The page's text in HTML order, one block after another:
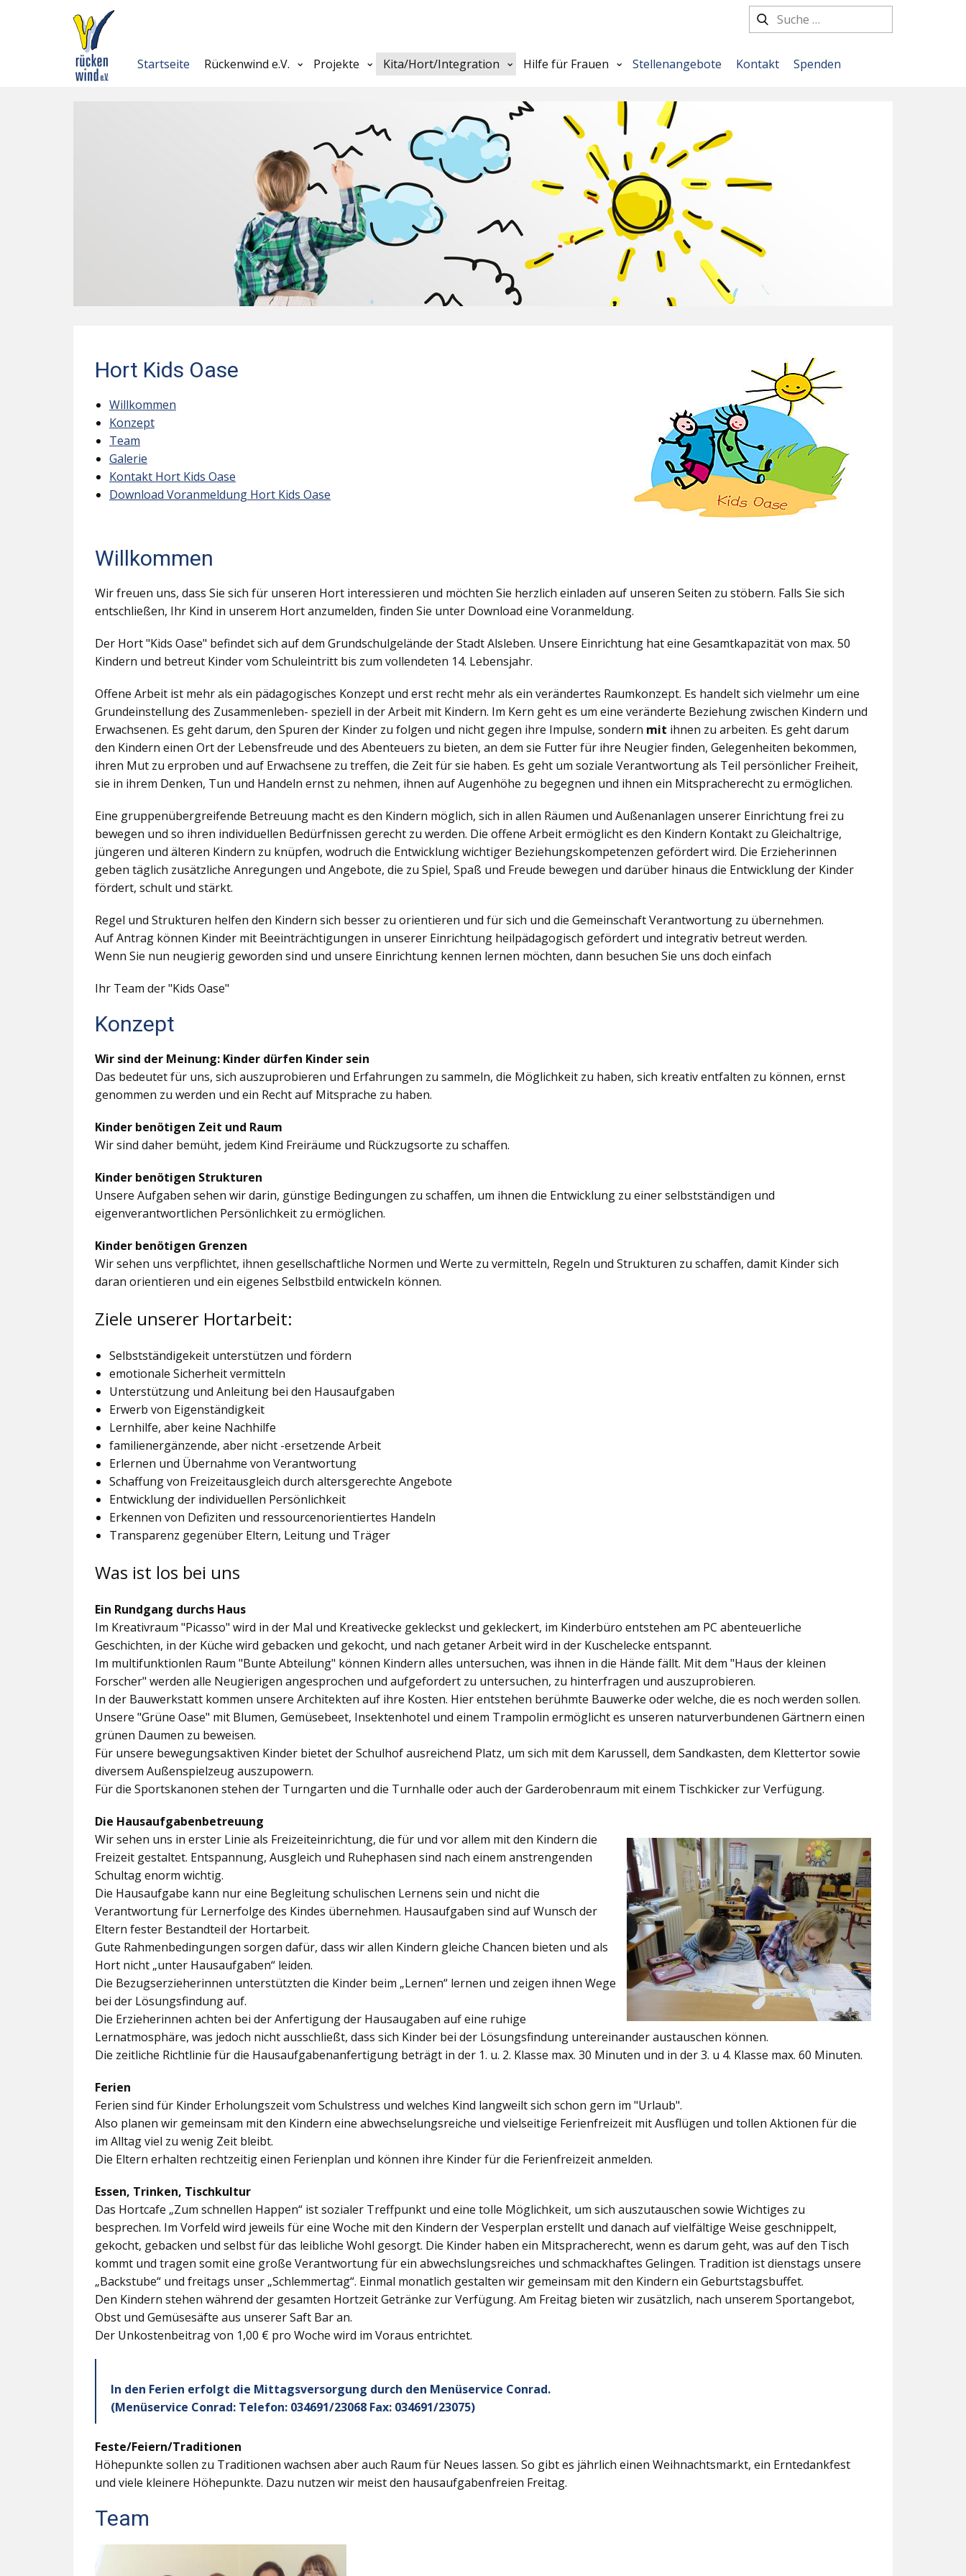
Startseite Rückenwind e.V. Projekte Kita/Hort/Integration Hilfe für Frauen Stellenangebote Kontakt Spenden
Hort Kids Oase
Willkommen
Konzept
Team
Galerie
Kontakt Hort Kids Oase
Download Voranmeldung Hort Kids Oase
Willkommen
Wir freuen uns, dass Sie sich für unseren Hort interessieren und möchten Sie herzlich einladen auf unseren Seiten zu stöbern. Falls Sie sich
entschließen, Ihr Kind in unserem Hort anzumelden, finden Sie unter Download eine Voranmeldung.
Der Hort "Kids Oase" befindet sich auf dem Grundschulgelände der Stadt Alsleben. Unsere Einrichtung hat eine Gesamtkapazität von max. 50
Kindern und betreut Kinder vom Schuleintritt bis zum vollendeten 14. Lebensjahr.
Offene Arbeit ist mehr als ein pädagogisches Konzept und erst recht mehr als ein verändertes Raumkonzept. Es handelt sich vielmehr um eine
Grundeinstellung des Zusammenleben- speziell in der Arbeit mit Kindern. Im Kern geht es um eine veränderte Beziehung zwischen Kindern und
Erwachsenen. Es geht darum, den Spuren der Kinder zu folgen und nicht gegen ihre Impulse, sondern mit ihnen zu arbeiten. Es geht darum
den Kindern einen Ort der Lebensfreude und des Abenteuers zu bieten, an dem sie Futter für ihre Neugier finden, Gelegenheiten bekommen,
ihren Mut zu erproben und auf Erwachsene zu treffen, die Zeit für sie haben. Es geht um soziale Verantwortung als Teil persönlicher Freiheit,
sie in ihrem Denken, Tun und Handeln ernst zu nehmen, ihnen auf Augenhöhe zu begegnen und ihnen ein Mitspracherecht zu ermöglichen.
Eine gruppenübergreifende Betreuung macht es den Kindern möglich, sich in allen Räumen und Außenanlagen unserer Einrichtung frei zu
bewegen und so ihren individuellen Bedürfnissen gerecht zu werden. Die offene Arbeit ermöglicht es den Kindern Kontakt zu Gleichaltrige,
jüngeren und älteren Kindern zu knüpfen, wodruch die Entwicklung wichtiger Beziehungskompetenzen gefördert wird. Die Erzieherinnen
geben täglich zusätzliche Anregungen und Angebote, die zu Spiel, Spaß und Freude bewegen und darüber hinaus die Entwicklung der Kinder
fördert, schult und stärkt.
Regel und Strukturen helfen den Kindern sich besser zu orientieren und für sich und die Gemeinschaft Verantwortung zu übernehmen.
Auf Antrag können Kinder mit Beeinträchtigungen in unserer Einrichtung heilpädagogisch gefördert und integrativ betreut werden.
Wenn Sie nun neugierig geworden sind und unsere Einrichtung kennen lernen möchten, dann besuchen Sie uns doch einfach
Ihr Team der "Kids Oase"
Konzept
Wir sind der Meinung: Kinder dürfen Kinder sein
Das bedeutet für uns, sich auszuprobieren und Erfahrungen zu sammeln, die Möglichkeit zu haben, sich kreativ entfalten zu können, ernst
genommen zu werden und ein Recht auf Mitsprache zu haben.
Kinder benötigen Zeit und Raum
Wir sind daher bemüht, jedem Kind Freiräume und Rückzugsorte zu schaffen.
Kinder benötigen Strukturen
Unsere Aufgaben sehen wir darin, günstige Bedingungen zu schaffen, um ihnen die Entwicklung zu einer selbstständigen und
eigenverantwortlichen Persönlichkeit zu ermöglichen.
Kinder benötigen Grenzen
Wir sehen uns verpflichtet, ihnen gesellschaftliche Normen und Werte zu vermitteln, Regeln und Strukturen zu schaffen, damit Kinder sich
daran orientieren und ein eigenes Selbstbild entwickeln können.
Ziele unserer Hortarbeit:
Selbstständigekeit unterstützen und fördern
emotionale Sicherheit vermitteln
Unterstützung und Anleitung bei den Hausaufgaben
Erwerb von Eigenständigkeit
Lernhilfe, aber keine Nachhilfe
familienergänzende, aber nicht -ersetzende Arbeit
Erlernen und Übernahme von Verantwortung
Schaffung von Freizeitausgleich durch altersgerechte Angebote
Entwicklung der individuellen Persönlichkeit
Erkennen von Defiziten und ressourcenorientiertes Handeln
Transparenz gegenüber Eltern, Leitung und Träger
Was ist los bei uns
Ein Rundgang durchs Haus
Im Kreativraum "Picasso" wird in der Mal und Kreativecke gekleckst und gekleckert, im Kinderbüro entstehen am PC abenteuerliche
Geschichten, in der Küche wird gebacken und gekocht, und nach getaner Arbeit wird in der Kuschelecke entspannt.
Im multifunktionlen Raum "Bunte Abteilung" können Kindern alles untersuchen, was ihnen in die Hände fällt. Mit dem "Haus der kleinen
Forscher" werden alle Neugierigen angesprochen und aufgefordert zu untersuchen, zu hinterfragen und auszuprobieren.
In der Bauwerkstatt kommen unsere Architekten auf ihre Kosten. Hier entstehen berühmte Bauwerke oder welche, die es noch werden sollen.
Unsere "Grüne Oase" mit Blumen, Gemüsebeet, Insektenhotel und einem Trampolin ermöglicht es unseren naturverbundenen Gärtnern einen
grünen Daumen zu beweisen.
Für unsere bewegungsaktiven Kinder bietet derSchulhofausreichend Platz, um sich mit dem Karussell, dem Sandkasten, dem Klettertor sowie
diversem Außenspielzeug auszupowern.
Für die Sportskanonen stehen der Turngarten und die Turnhalle oder auch derGarderobenraum mit einem Tischkicker zur Verfügung.
Die Hausaufgabenbetreuung
Wir sehen uns in erster Linie als Freizeiteinrichtung, die für und vor allem mit den Kindern die
Freizeit gestaltet. Entspannung, Ausgleich und Ruhephasen sind nach einem anstrengenden
Schultag enorm wichtig.
Die Hausaufgabe kann nur eine Begleitung schulischen Lernens sein und nicht die
Verantwortung für Lernerfolge des Kindes übernehmen. Hausaufgaben sind auf Wunsch der
Eltern fester Bestandteil der Hortarbeit.
Gute Rahmenbedingungen sorgen dafür, dass wir allen Kindern gleiche Chancen bieten und als
Hort nicht „unter Hausaufgaben“ leiden.
Die Bezugserzieherinnen unterstützten die Kinder beim „Lernen“ lernen und zeigen ihnen Wege
bei der Lösungsfindung auf.
Die Erzieherinnen achten bei der Anfertigung der Hausaugaben auf eine ruhige
Lernatmosphäre, was jedoch nicht ausschließt, dass sich Kinder bei der Lösungsfindung untereinander austauschen können.
Die zeitliche Richtlinie für die Hausaufgabenanfertigung beträgt in der 1. u. 2. Klasse max. 30 Minuten und in der 3. u 4. Klasse max. 60 Minuten.
Ferien
Ferien sind für Kinder Erholungszeit vom Schulstress und welches Kind langweilt sich schon gern im "Urlaub".
Also planen wir gemeinsam mit den Kindern eine abwechselungsreiche und vielseitige Ferienfreizeit mit Ausflügen und tollen Aktionen für die
im Alltag viel zu wenig Zeit bleibt.
Die Eltern erhalten rechtzeitig einen Ferienplan und können ihre Kinder für die Ferienfreizeit anmelden.
Essen, Trinken, Tischkultur
Das Hortcafe „Zum schnellen Happen“ ist sozialer Treffpunkt und eine tolle Möglichkeit, um sich auszutauschen sowie Wichtiges zu
besprechen. Im Vorfeld wird jeweils für eine Woche mit den Kindern der Vesperplan erstellt und danach auf vielfältige Weise geschnippelt,
gekocht, gebacken und selbst für das leibliche Wohl gesorgt. Die Kinder haben ein Mitspracherecht, wenn es darum geht, was auf den Tisch
kommt und tragen somit eine große Verantwortung für ein abwechslungsreiches und schmackhaftes Gelingen. Tradition ist dienstags unsere
„Backstube“ und freitags unser „Schlemmertag“. Einmal monatlich gestalten wir gemeinsam mit den Kindern ein Geburtstagsbuffet.
Den Kindern stehen während der gesamten Hortzeit Getränke zur Verfügung. Am Freitag bieten wir zusätzlich, nach unserem Sportangebot,
Obst und Gemüsesäfte aus unserer Saft Bar an.
Der Unkostenbeitrag von 1,00 € pro Woche wird im Voraus entrichtet.
In den Ferien erfolgt die Mittagsversorgung durch den Menüservice Conrad.
(Menüservice Conrad: Telefon: 034691/23068 Fax: 034691/23075)
Feste/Feiern/Traditionen
Höhepunkte sollen zu Traditionen wachsen aber auch Raum für Neues lassen. So gibt es jährlich einen Weihnachtsmarkt, ein Erntedankfest
und viele kleinere Höhepunkte. Dazu nutzen wir meist den hausaufgabenfreien Freitag.
Team